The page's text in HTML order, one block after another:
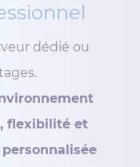
dédié ou
flexibilité et